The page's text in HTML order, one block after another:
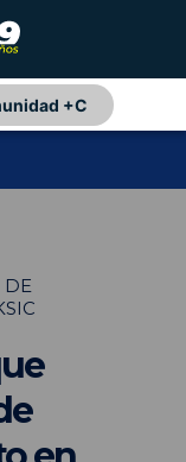
+C
DE